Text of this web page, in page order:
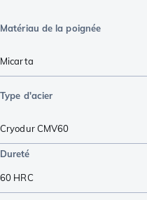
Matériau de la poignée
Micarta
Type d'acier
Cryodur CMV60
Dureté
60 HRC